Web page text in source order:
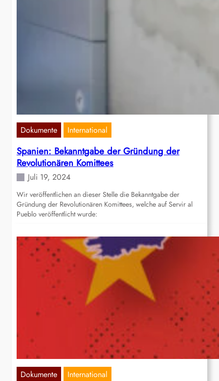
Dokumente International
Spanien: Bekanntgabe der Gründung der
Revolutionären Komittees
Juli 19, 2024
Wir veröffentlichen an dieser Stelle die Bekanntgabe der
Gründung der Revolutionären Komittees, welche auf Servir al
Pueblo veröffentlicht wurde:
Dokumente International